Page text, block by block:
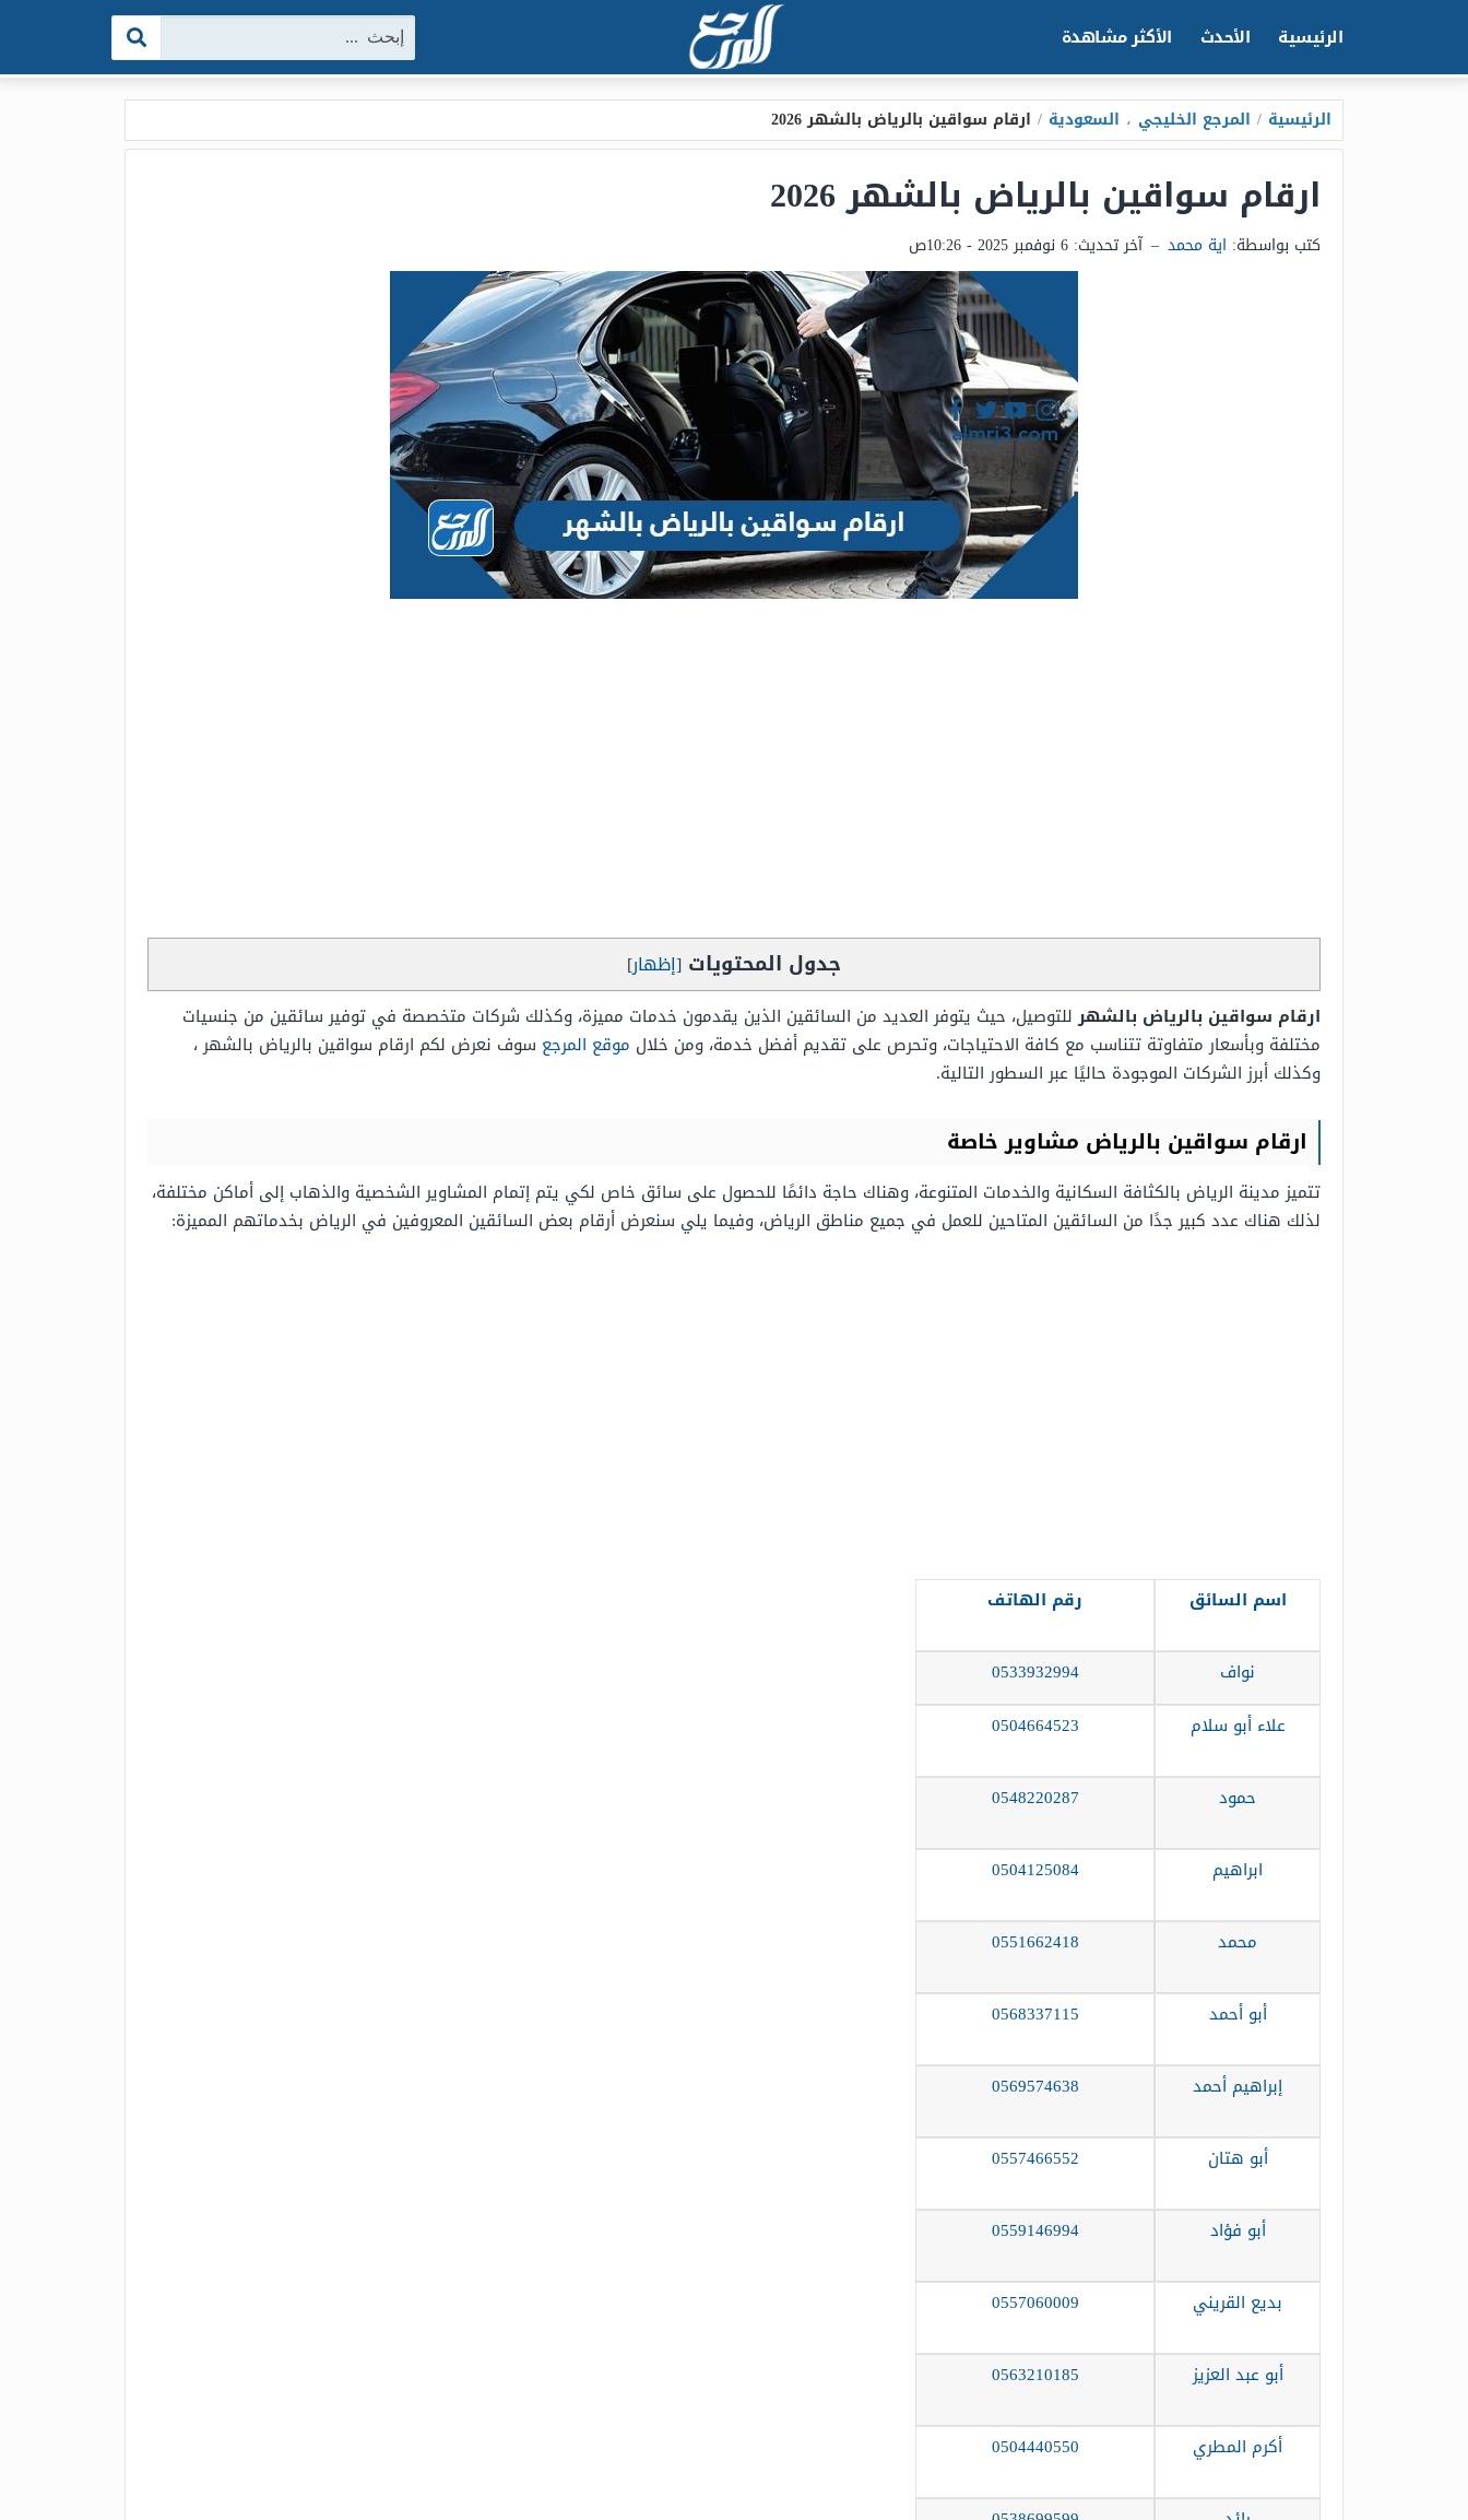
الرئيسية الأحدث الأكثر مشاهدة البحث:
الرئيسية / المرجع الخليجي ، السعودية / ارقام سواقين بالرياض بالشهر 2026
ارقام سواقين بالرياض بالشهر 2026
كتب بواسطة: اية محمد – آخر تحديث: 6 نوفمبر 2025 - 10:26ص
جدول المحتويات [إظهار]
ارقام سواقين بالرياض بالشهرللتوصيل، حيث يتوفر العديد من السائقين الذين يقدمون خدمات مميزة، وكذلك شركات متخصصة في توفير سائقين من جنسيات
مختلفة وبأسعار متفاوتة تتناسب مع كافة الاحتياجات، وتحرص على تقديم أفضل خدمة، ومن خلال موقع المرجع سوف نعرض لكم ارقام سواقين بالرياض بالشهر ،
وكذلك أبرز الشركات الموجودة حاليًا عبر السطور التالية.
ارقام سواقين بالرياض مشاوير خاصة
تتميز مدينة الرياض بالكثافة السكانية والخدمات المتنوعة، وهناك حاجة دائمًا للحصول على سائق خاص لكي يتم إتمام المشاوير الشخصية والذهاب إلى أماكن مختلفة،
لذلك هناك عدد كبير جدًا من السائقين المتاحين للعمل في جميع مناطق الرياض، وفيما يلي سنعرض أرقام بعض السائقين المعروفين في الرياض بخدماتهم المميزة:
اسم السائق رقم الهاتف
نواف
0533932994
علاء أبو سلام
0504664523
حمود 0548220287
ابراهيم 0504125084
محمد 0551662418
أبو أحمد 0568337115
إبراهيم أحمد 0569574638
أبو هتان 0557466552
أبو فؤاد 0559146994
بديع القريني 0557060009
أبو عبد العزيز 0563210185
أكرم المطري 0504440550